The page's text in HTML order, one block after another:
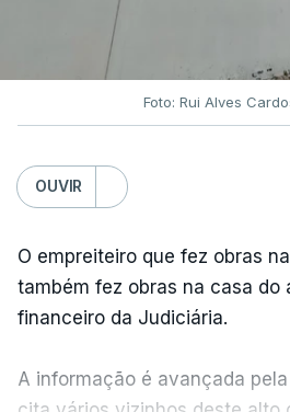
Foto: Rui Alves
OUVIR
O empreiteiro que fez obras
também fez obras na casa do
financeiro da Judiciária.
A informação é avançada